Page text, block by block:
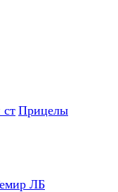
Прицелы
ЛБ